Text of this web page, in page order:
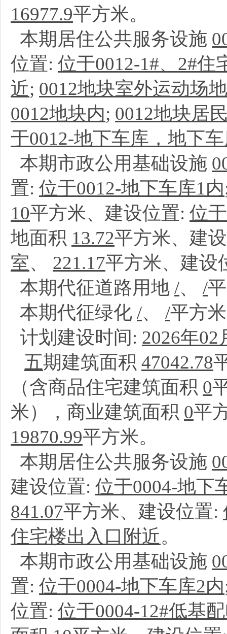
16977.9平方米。
本期居住公共服务设施
位置: 位于0012-1#、2#
近; 0012地块室外运动场地
0012地块内; 0012地块居
于0012-地下车库，地下
本期市政公用基础设施
置: 位于0012-地下车库1内
10平方米、建设位置: 位
地面积 13.72平方米、建
室、 221.17平方米、建设
本期代征道路用地 /、 /
本期代征绿化 /、 /平方
计划建设时间: 2026年02
五期建筑面积 47042.78
（含商品住宅建筑面积 0
米），商业建筑面积 0平
19870.99平方米。
本期居住公共服务设施
建设位置: 位于0004-地下
841.07平方米、建设位置:
住宅楼出入口附近。
本期市政公用基础设施
置: 位于0004-地下车库2内
位置: 位于0004-12#低基